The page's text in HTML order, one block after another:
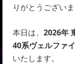
りがとうございま
本日は、 2026年
40系ヴェルファ
いたします。